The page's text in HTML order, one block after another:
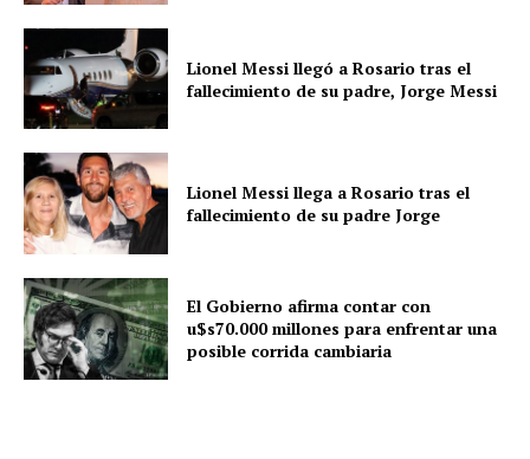
Lionel Messi llegó a Rosario tras el
fallecimiento de su padre, Jorge Messi
Lionel Messi llega a Rosario tras el
fallecimiento de su padre Jorge
El Gobierno afirma contar con
u$s70.000 millones para enfrentar una
posible corrida cambiaria